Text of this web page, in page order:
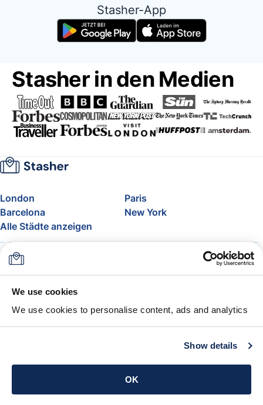
We use cookies
We use cookies to personalise content, ads and analytics
Show details
OK
Stasher-App
Stasher in den Medien
London
Paris
Barcelona
New York
Alle Städte anzeigen
Über uns
FAQ
Support
Blog
Freigepäck bei Airlines
Die Stasher-Garantie
AGB
App holen